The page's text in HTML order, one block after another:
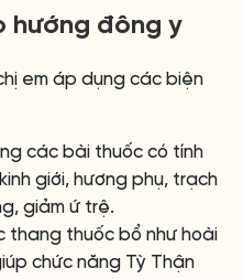
hướng đông y
em áp dụng các biện
các bài thuốc có tính
giới, hương phụ, trạch
giảm ứ trệ.
thang thuốc bổ như hoài
chức năng Tỳ Thận